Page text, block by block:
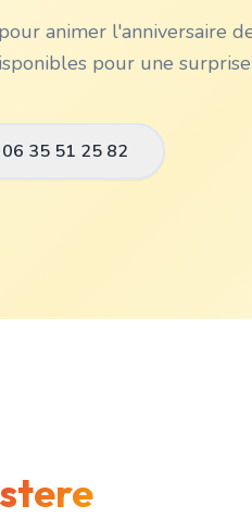
animer l'anniversaire
pour une
06 35 51 25 82